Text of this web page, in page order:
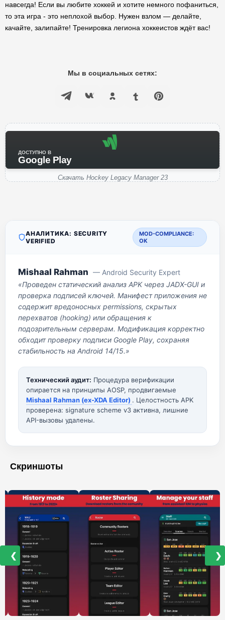
навсегда! Если вы любите хоккей и хотите немного пофаниться,
то эта игра - это неплохой выбор. Нужен взлом — делайте,
качайте, залипайте! Тренировка легиона хоккеистов ждёт вас!
Мы в социальных сетях:
ДОСТУПНО В
Google Play
Скачать Hockey Legacy Manager 23
АНАЛИТИКА: SECURITY
VERIFIED
MOD-COMPLIANCE:
OK
Mishaal Rahman — Android Security Expert
«Проведен статический анализ APK через JADX-GUI и
проверка подписей ключей. Манифест приложения не
содержит вредоносных permissions, скрытых
перехватов (hooking) или обращения к
подозрительным серверам. Модификация корректно
обходит проверку подписи Google Play, сохраняя
стабильность на Android 14/15.»
Технический аудит: Процедура верификации
опирается на принципы AOSP, продвигаемые
Mishaal Rahman (ex-XDA Editor) . Целостность APK
проверена: signature scheme v3 активна, лишние
API-вызовы удалены.
Скриншоты
❮ ❯